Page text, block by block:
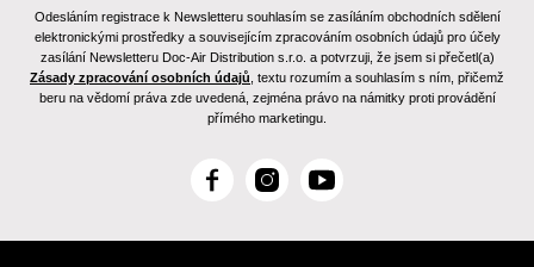
Odesláním registrace k Newsletteru souhlasím se zasíláním obchodních sdělení
elektronickými prostředky a souvisejícím zpracováním osobních údajů pro účely
zasílání Newsletteru Doc-Air Distribution s.r.o. a potvrzuji, že jsem si přečetl(a)
Zásady zpracování osobních údajů , textu rozumím a souhlasím s ním, přičemž
beru na vědomí práva zde uvedená, zejména právo na námitky proti provádění
přímého marketingu.
F
c
I
s
Y
u